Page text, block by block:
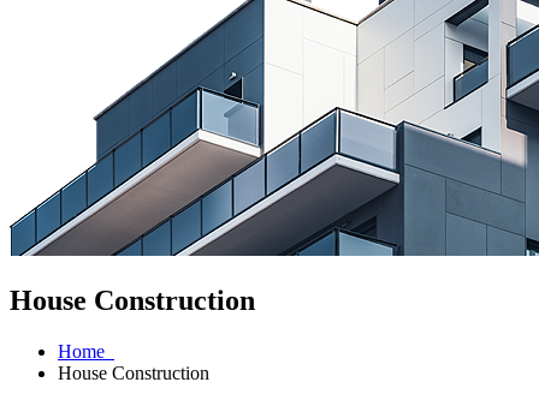
House Construction
Home
House Construction